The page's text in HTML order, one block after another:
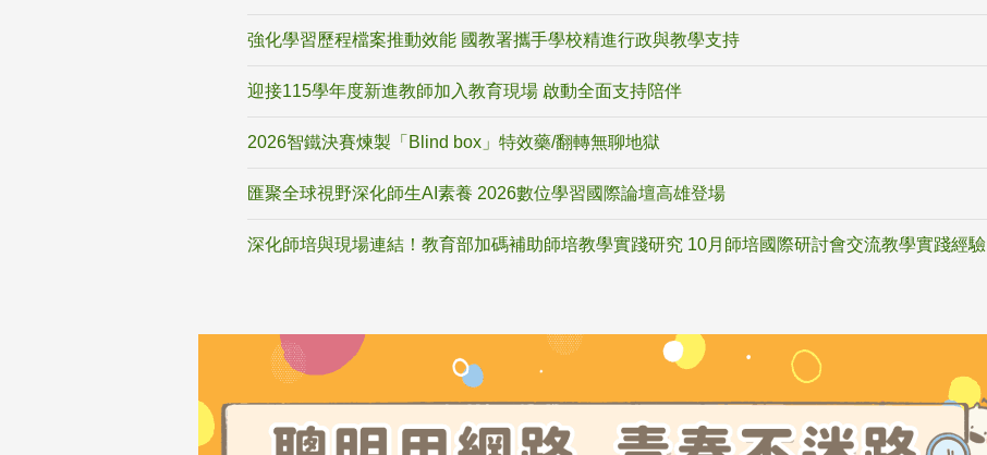
強化學習歷程檔案推動效能 國教署攜手學校精進行政與教學支持
迎接115學年度新進教師加入教育現場 啟動全面支持陪伴
2026智鐵決賽煉製「Blind box」特效藥/翻轉無聊地獄
匯聚全球視野深化師生AI素養 2026數位學習國際論壇高雄登場
深化師培與現場連結！教育部加碼補助師培教學實踐研究 10月師培國際研討會交流教學實踐經驗